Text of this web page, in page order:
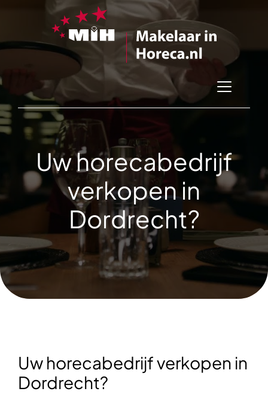
Uw horecabedrijf
verkopen in
Dordrecht?
Uw horecabedrijf verkopen in
Dordrecht?